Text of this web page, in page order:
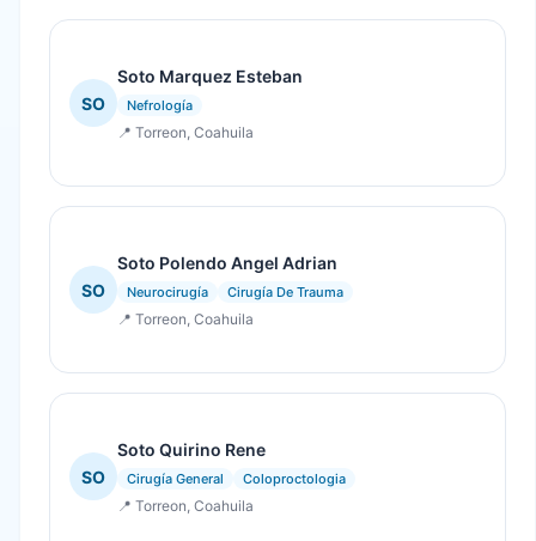
SO
Soto Marquez Esteban
Nefrología
📍 Torreon, Coahuila
SO
Soto Polendo Angel Adrian
Neurocirugía Cirugía De Trauma
📍 Torreon, Coahuila
SO
Soto Quirino Rene
Cirugía General Coloproctologia
📍 Torreon, Coahuila